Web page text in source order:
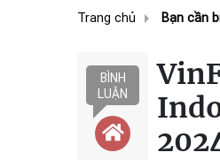
Trang chủ Bạn cần
BÌNH
LUẬN